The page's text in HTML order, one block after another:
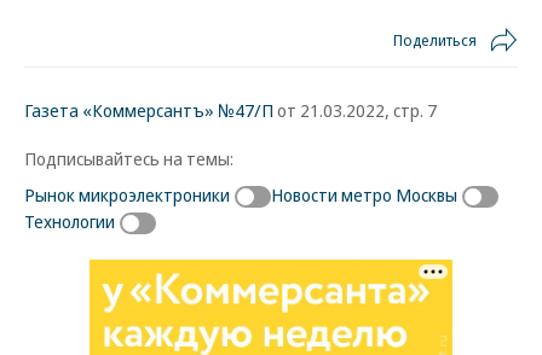
Поделиться
Газета «Коммерсантъ» №47/П от 21.03.2022, стр. 7
Подписывайтесь на темы:
Рынок микроэлектроники
Новости метро Москвы
Технологии